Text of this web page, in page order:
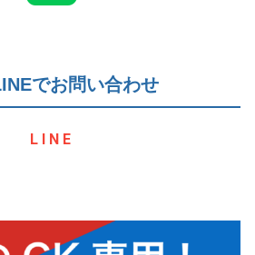
でお問い合わせ
LINE